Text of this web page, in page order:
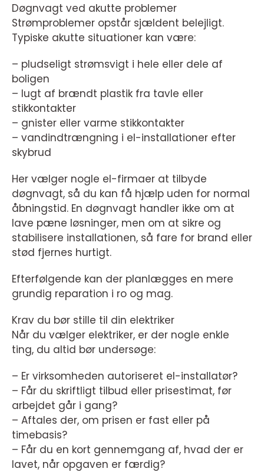
Døgnvagt ved akutte problemer
Strømproblemer opstår sjældent belejligt.
Typiske akutte situationer kan være:
– pludseligt strømsvigt i hele eller dele af
boligen
– lugt af brændt plastik fra tavle eller
stikkontakter
– gnister eller varme stikkontakter
– vandindtrængning i el-installationer efter
skybrud
Her vælger nogle el-firmaer at tilbyde
døgnvagt, så du kan få hjælp uden for normal
åbningstid. En døgnvagt handler ikke om at
lave pæne løsninger, men om at sikre og
stabilisere installationen, så fare for brand eller
stød fjernes hurtigt.
Efterfølgende kan der planlægges en mere
grundig reparation i ro og mag.
Krav du bør stille til din elektriker
Når du vælger elektriker, er der nogle enkle
ting, du altid bør undersøge:
– Er virksomheden autoriseret el-installatør?
– Får du skriftligt tilbud eller prisestimat, før
arbejdet går i gang?
– Aftales der, om prisen er fast eller på
timebasis?
– Får du en kort gennemgang af, hvad der er
lavet, når opgaven er færdig?